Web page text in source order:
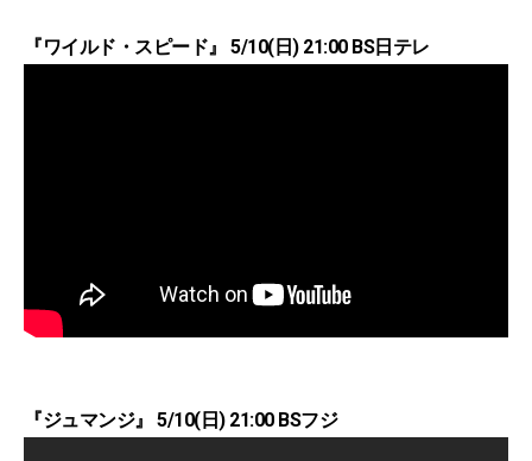
『ワイルド・スピード』 5/10(日) 21:00 BS日テレ
『ジュマンジ』 5/10(日) 21:00 BSフジ